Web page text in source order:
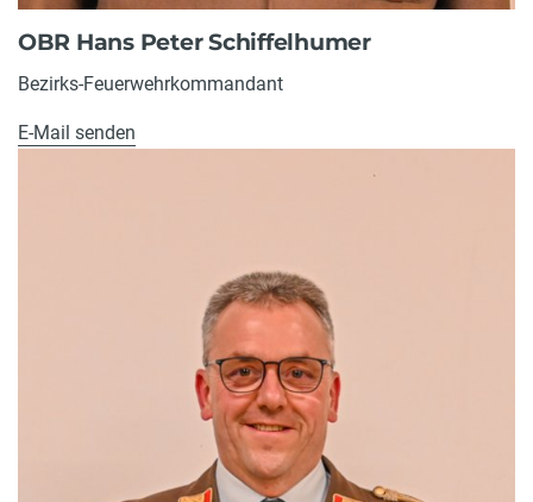
OBR Hans Peter Schiffelhumer
Bezirks-Feuerwehrkommandant
E-Mail senden